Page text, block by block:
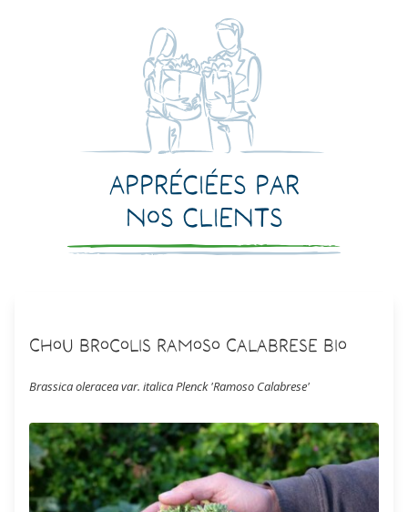
Appréciées par
nos clients
Chou Brocolis Ramoso Calabrese Bio
Brassica oleracea var. italica Plenck 'Ramoso Calabrese'